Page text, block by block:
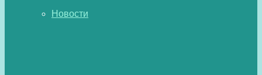
Новости